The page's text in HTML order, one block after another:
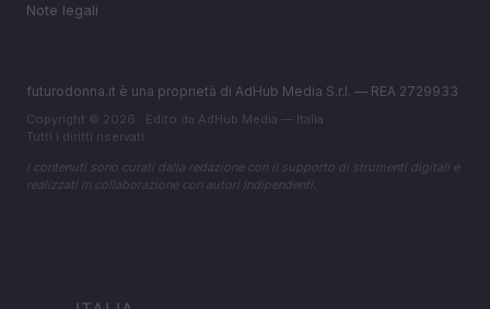
Note legali
futurodonna.it è una proprietà di AdHub Media S.r.l. — REA 2729933
Copyright © 2026 · Edito da AdHub Media — Italia
Tutti i diritti riservati
I contenuti sono curati dalla redazione con il supporto di strumenti digitali e
realizzati in collaborazione con autori indipendenti.